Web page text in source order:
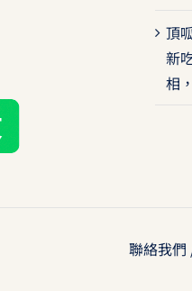
頂
新
相
聯絡我們